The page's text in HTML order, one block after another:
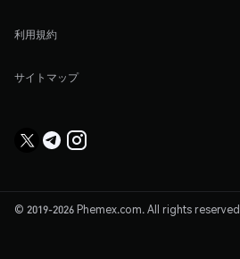
利用規約
サイトマップ
© 2019-2026 Phemex.com. All rights reserved